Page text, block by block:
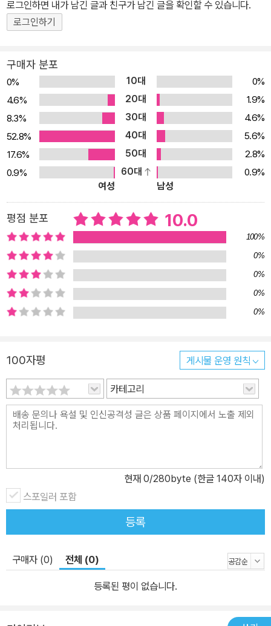
가장 중요한 사람들이라는 생각으로 다양한 어린이 책을 출간하여 아
이들이 기본적인 소양과 지식을 쌓고 창의력과 사고력, 추론하는 능
대한 세심한 관심과 높은 이상, 존귀한 삶의 방식을 배울 수 있도록 기
획ㆍ출간된 하이라이츠의 어린이· 아동서들은 세계 각국 부모들과 아
이들의 사랑을 받고 있다. 시각적 인지능력과 창의적 사고능력을 계
책! 전 세계 부모들이 선택하고, 아이들이 즐거워하는 흥미진진한 《인
기 주제별 숨은그림찾기 바다(Ocean)》은 75년 전통을 이어온 아동
서 출판의 선두주자 하이라이츠(Highlights)가 특별히 선별하여 ‘즐
겁게 재능 계발하기’용으로 출간한 어린이· 아동서이다. 기발하고 다
양한 그림들이 등장하고 자신과 별반 다르지 않은 친구들의 다채로운
모습이 담긴 장면 속을 탐색하며 숨은 그림을 찾는 동안 아이들의 시
각적인 인지능력과 창의적인 사고능력이 향상될 뿐만 아니라 자기 주
도적 학습법의 중요 요소인 집중력과 관찰력을 키우게 된다. 또한 물
건마다 한글이름과 영문이름을 같이 표기하여 책을 읽기 시작한 아이
들과 영어를 배우기 시작한 아이들의 어휘력과 언어 인지능력을 끌어
올려 줄 것이다. 같은 사물이 장면마다 변화된 다양한 모습으로 등장
하여 100장면이상의 숨은그림과 1,900개의 물건의 한글낱말과 영
능력 습득 ▪ 숨어 있는 사물을 찾으며 세부적인 것까지 볼 수 있는 주
의력과 집중력 향상 ▪ 자신감과 집중력 향상을 통해 자기 주도적 학
습습관 형성에 도움 ▪ 장면마다 다른 모습을 한 사물들을 찾는 동안
1,900개 한글낱말과 영어단어 습득 아이들의 창의력과 어휘력, 관찰
력, 집중력을 길러주고 싶다면, 각 장면 속에 숨어 있는 다양한 모습의
로그인하면 내가 남긴 글과 친구가 남긴 글을 확인할 수 있습니다.
로그인하기
구매자 분포
0% 10대
0%
4.6%
20대
1.9%
8.3%
30대
4.6%
52.8%
40대
5.6%
17.6%
50대
2.8%
0.9%
60대
0.9%
여성
남성
평점 분포 10.0
100%
0%
0%
0%
0%
100자평 게시물 운영 원칙
카테고리
현재 0/280byte (한글 140자 이내)
스포일러 포함
등록
구매자 (0) 전체 (0)
등록된 평이 없습니다.